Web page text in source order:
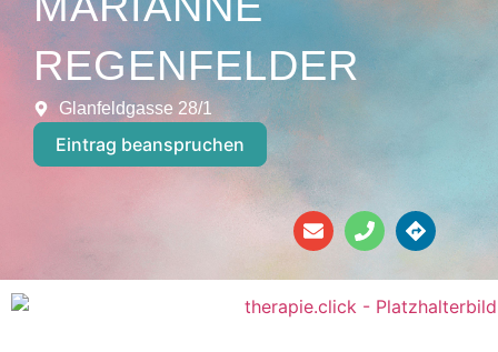
REGENFELDER
Glanfeldgasse 28/1
Eintrag beanspruchen